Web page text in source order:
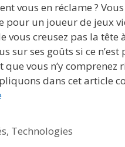
vous en réclame ?
pour un joueur de jeux
vous creusez pas la tête
sur ses goûts si ce n’est
que vous n’y comprenez
dans cet article
, Technologies